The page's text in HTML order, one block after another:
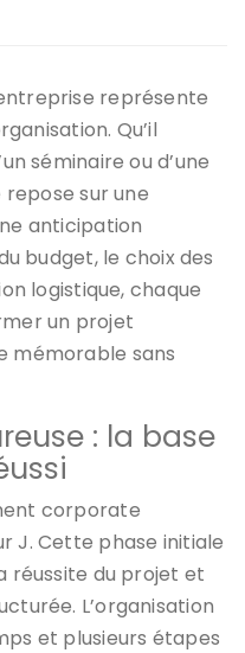
représente
Qu’il
séminaire ou d’une
sur une
anticipation
budget, le choix des
logistique, chaque
un projet
mémorable sans
: la base
corporate
J. Cette phase initiale
réussite du projet et
L’organisation
et plusieurs étapes